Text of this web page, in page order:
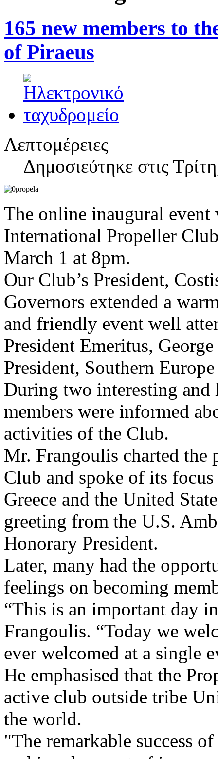
165 new members to
of Piraeus
Λεπτομέρειες
Δημοσιεύτηκε στις
The online inaugural
International Propeller
March 1 at 8pm.
Our Club’s President,
Governors extended a
and friendly event well
President Emeritus,
President, Southern
During two interesting
members were informed
activities of the Club.
Mr. Frangoulis charted
Club and spoke of its
Greece and the United
greeting from the U.S.
Honorary President.
Later, many had the
feelings on becoming
“This is an important day
Frangoulis. “Today we
ever welcomed at a single
He emphasised that the
active club outside tribe
the world.
"The remarkable success